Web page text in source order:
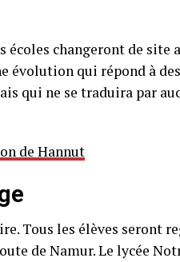
changeront de site
évolution qui répond à
qui ne se traduira par
de Hannut
Tous les élèves seront
de Namur. Le lycée